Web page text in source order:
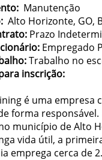
Manutenção
Alto Horizonte, GO,
Prazo
Empregado
Trabalho no
inscrição:
é uma empresa
forma
município de Alto
vida útil, a
emprega cerca de